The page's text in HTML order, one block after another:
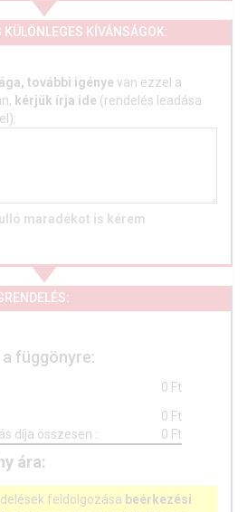
KÜLÖNLEGES KÍVÁNSÁGOK:
további igénye van ezzel a
kérjük írja ide (rendelés leadása
maradékot is kérem
függönyre:
0 Ft
0 Ft
díja összesen : 0 Ft
ára:
feldolgozása beérkezési